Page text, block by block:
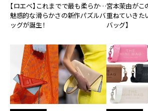
【ロエベ】これまでで最も柔らか…
魅惑的な滑らかさの新作パズルバ
ッグが誕生！
宮本茉由がこ
重ねていきた
バッグ】